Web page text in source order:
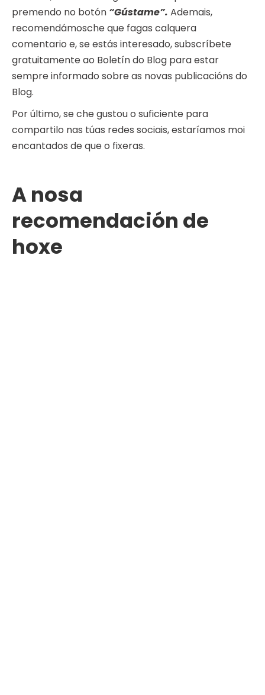
premendo no botón “Gústame”. Ademais,
recomendámosche que fagas calquera
comentario e, se estás interesado, subscríbete
gratuitamente ao Boletín do Blog para estar
sempre informado sobre as novas publicacións do
Blog.
Por último, se che gustou o suficiente para
compartilo nas túas redes sociais, estaríamos moi
encantados de que o fixeras.
A nosa
recomendación de
hoxe